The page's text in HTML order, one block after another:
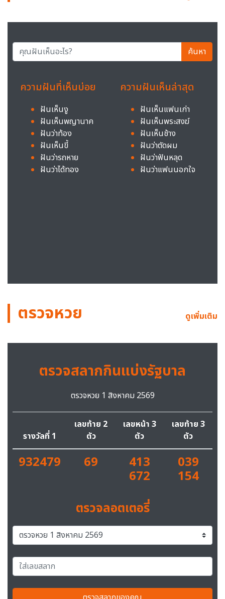
ค้นหา
ความฝันที่เห็นบ่อย
ฝันเห็นงู
ฝันเห็นพญานาค
ฝันว่าท้อง
ฝันเห็นขี้
ฝันว่ารถหาย
ฝันว่าได้ทอง
ความฝันเห็นล่าสุด
ฝันเห็นแฟนเก่า
ฝันเห็นพระสงฆ์
ฝันเห็นช้าง
ฝันว่าตัดผม
ฝันว่าฟันหลุด
ฝันว่าแฟนนอกใจ
ตรวจหวย ดูเพิ่มเติม
ตรวจสลากกินแบ่งรัฐบาล
ตรวจหวย 1 สิงหาคม 2569
รางวัลที่ 1
เลขท้าย 2
ตัว
เลขหน้า 3
ตัว
เลขท้าย 3
ตัว
932479 69 413
672
039
154
ตรวจลอตเตอรี่